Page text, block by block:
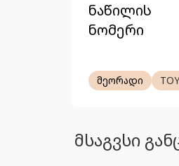
ნაწილის
ნომერი
მეორადი
მსაგვსი